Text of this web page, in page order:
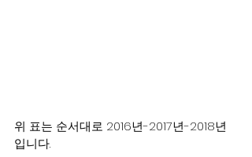
위 표는 순서대로 2016년-2017년-2018년
입니다.